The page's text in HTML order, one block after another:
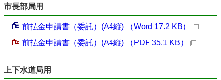
市長部局用
前払金申請書（委託）(A4縦) （Word 17.2 KB）
前払金申請書（委託）(A4縦) （PDF 35.1 KB）
上下水道局用